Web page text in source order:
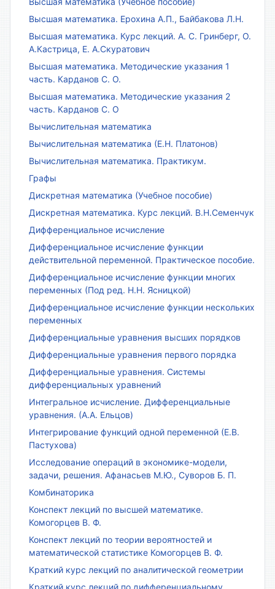
Высшая математика. Ерохина А.П., Байбакова Л.Н.
Высшая математика. Курс лекций. А. С. Гринберг, О.
А.Кастрица, Е. А.Скуратович
Высшая математика. Методические указания 1
часть. Карданов С. О.
Высшая математика. Методические указания 2
часть. Карданов С. О
Вычислительная математика
Вычислительная математика (Е.Н. Платонов)
Вычислительная математика. Практикум.
Графы
Дискретная математика (Учебное пособие)
Дискретная математика. Курс лекций. В.Н.Семенчук
Дифференциальное исчисление
Дифференциальное исчисление функции
действительной переменной. Практическое пособие.
Дифференциальное исчисление функции многих
переменных (Под ред. Н.Н. Ясницкой)
Дифференциальное исчисление функции нескольких
переменных
Дифференциальные уравнения высших порядков
Дифференциальные уравнения первого порядка
Дифференциальные уравнения. Системы
дифференциальных уравнений
Интегральное исчисление. Дифференциальные
уравнения. (А.А. Ельцов)
Интегрирование функций одной переменной (Е.В.
Пастухова)
Исследование операций в экономике-модели,
задачи, решения. Афанасьев М.Ю., Суворов Б. П.
Комбинаторика
Конспект лекций по высшей математике.
Комогорцев В. Ф.
Конспект лекций по теории вероятностей и
математической статистике Комогорцев В. Ф.
Краткий курс лекций по аналитической геометрии
Краткий курс лекций по дифференциальному